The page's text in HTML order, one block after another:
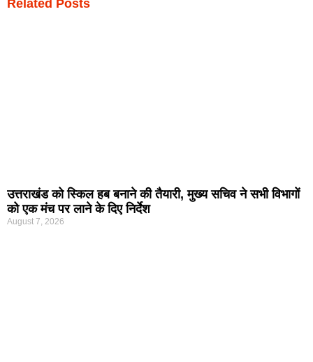
Related Posts
उत्तराखंड को स्किल हब बनाने की तैयारी, मुख्य सचिव ने सभी विभागों
को एक मंच पर लाने के दिए निर्देश
August 7, 2026